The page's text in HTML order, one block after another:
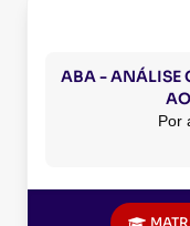
ABA - ANÁLISE
Por